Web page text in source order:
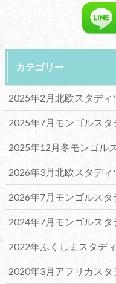
カテゴリー
2025年2月北欧スタディ
2025年7月モンゴルスタ
2025年12月冬モンゴル
2026年3月北欧スタディ
2026年7月モンゴルスタ
2024年7月モンゴルスタ
2022年ふくしまスタデ
2020年3月アフリカスタ